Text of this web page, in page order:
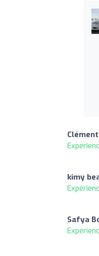
kimy
Safya